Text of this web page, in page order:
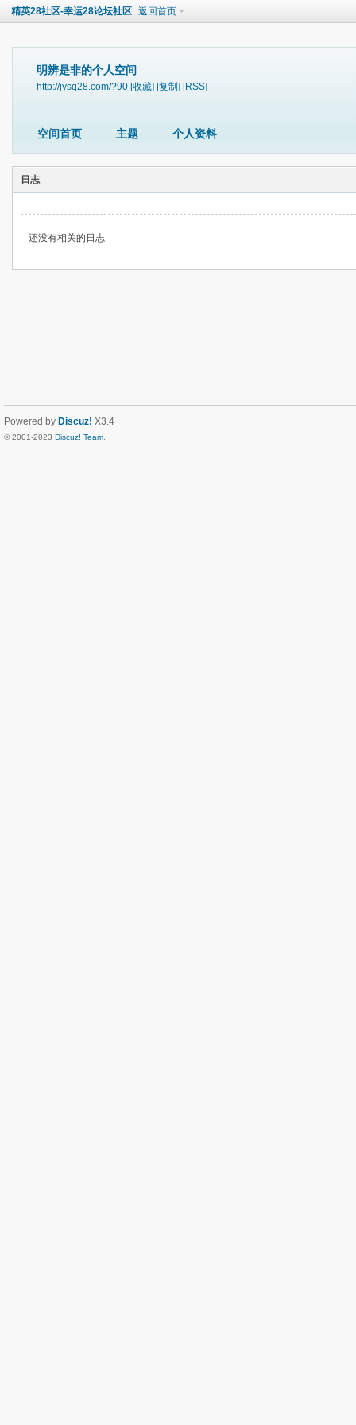
精英28社区-幸运28论坛社区 返回首页
明辨是非的个人空间
http://jysq28.com/?90 [收藏] [复制] [RSS]
空间首页 主题 个人资料
日志
还没有相关的日志
Powered by Discuz! X3.4
© 2001-2023 Discuz! Team